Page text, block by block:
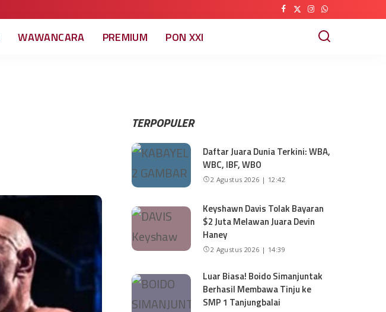
WAWANCARA PREMIUM PON XXI
TERPOPULER
Daftar Juara Dunia Terkini: WBA,
WBC, IBF, WBO
2 Agustus 2026 | 12:42
Keyshawn Davis Tolak Bayaran
$2 Juta Melawan Juara Devin
Haney
2 Agustus 2026 | 14:39
Luar Biasa! Boido Simanjuntak
Berhasil Membawa Tinju ke
SMP 1 Tanjungbalai